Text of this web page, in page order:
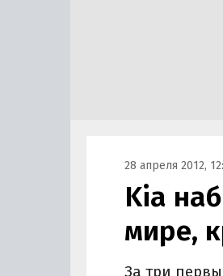
28 апреля 2012,
Kia
мире,
За три